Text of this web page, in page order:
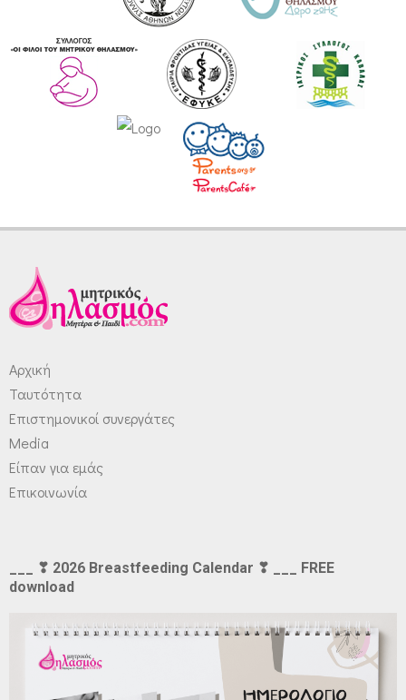
Αρχική
Ταυτότητα
Επιστημονικοί συνεργάτες
Media
Είπαν για εμάς
Επικοινωνία
___ ❣ 2026 Breastfeeding Calendar ❣ ___ FREE
download